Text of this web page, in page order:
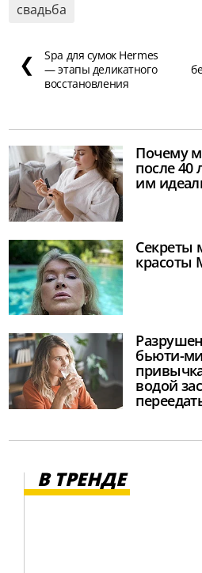
свадьба
❮
Spa для сумок Hermes
— этапы деликатного
восстановления
Почему
после 40
им
Секреты
красоты
бьюти-
водой
В ТРЕНДЕ